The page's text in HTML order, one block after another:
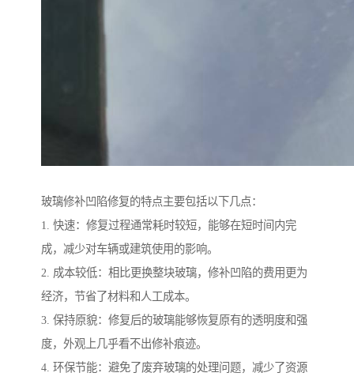
玻璃修补凹陷修复的特点主要包括以下几点：
1. 快速：修复过程通常耗时较短，能够在短时间内完
成，减少对车辆或建筑使用的影响。
2. 成本较低：相比更换整块玻璃，修补凹陷的费用更为
经济，节省了材料和人工成本。
3. 保持原貌：修复后的玻璃能够恢复原有的透明度和强
度，外观上几乎看不出修补痕迹。
4. 环保节能：避免了废弃玻璃的处理问题，减少了资源